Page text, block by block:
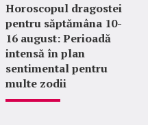
Horoscopul dragostei
pentru săptămâna 10-
16 august: Perioadă
intensă în plan
sentimental pentru
multe zodii